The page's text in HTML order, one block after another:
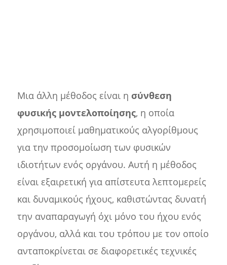
Μια άλλη μέθοδος είναι η σύνθεση
φυσικής μοντελοποίησης, η οποία
χρησιμοποιεί μαθηματικούς αλγορίθμους
για την προσομοίωση των φυσικών
ιδιοτήτων ενός οργάνου. Αυτή η μέθοδος
είναι εξαιρετική για απίστευτα λεπτομερείς
και δυναμικούς ήχους, καθιστώντας δυνατή
την αναπαραγωγή όχι μόνο του ήχου ενός
οργάνου, αλλά και του τρόπου με τον οποίο
ανταποκρίνεται σε διαφορετικές τεχνικές